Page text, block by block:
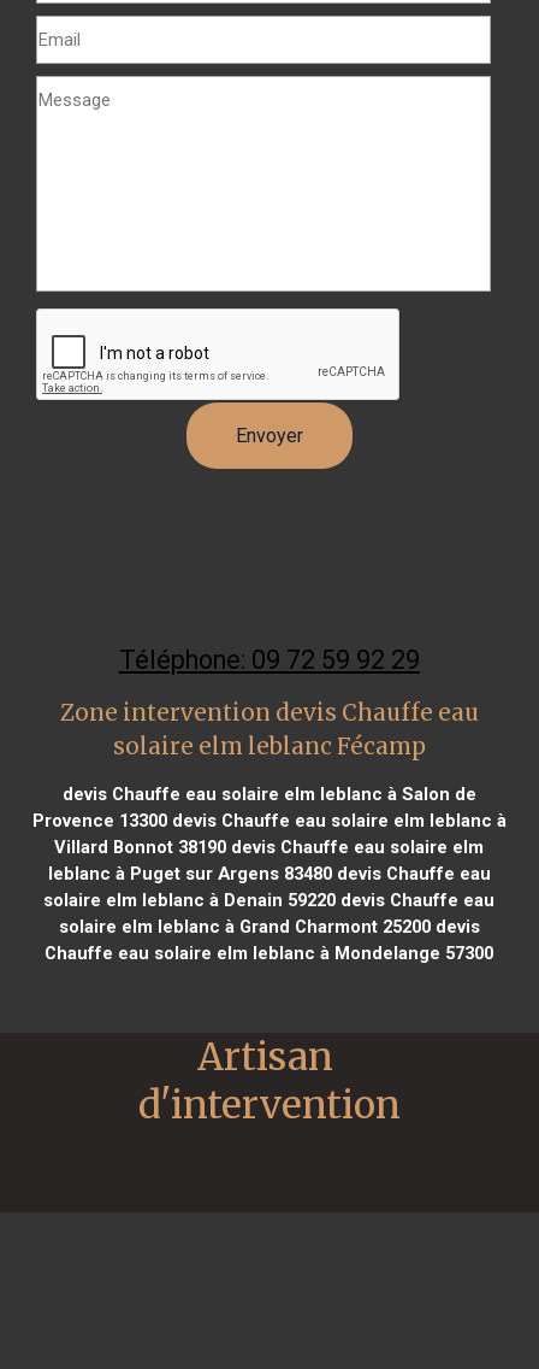
Téléphone: 09 72 59 92 29
Zone intervention devis Chauffe eau
solaire elm leblanc Fécamp
devis Chauffe eau solaire elm leblanc à Salon de
Provence 13300devis Chauffe eau solaire elm leblanc à
Villard Bonnot 38190 devis Chauffe eau solaire elm
leblanc à Puget sur Argens 83480devis Chauffe eau
solaire elm leblanc à Denain 59220 devis Chauffe eau
solaire elm leblanc à Grand Charmont 25200devis
Chauffe eau solaire elm leblanc à Mondelange 57300
Artisan
d'intervention